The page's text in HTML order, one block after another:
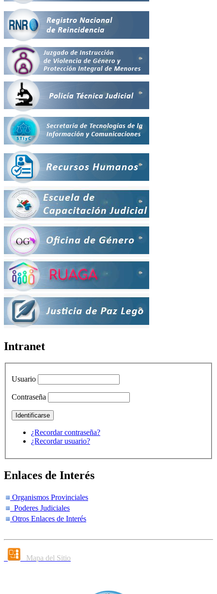
Intranet
Usuario
Contraseña
¿Recordar contraseña?
¿Recordar usuario?
Enlaces de Interés
Organismos Provinciales
Poderes Judiciales
Otros Enlaces de Interés
Mapa del Sitio